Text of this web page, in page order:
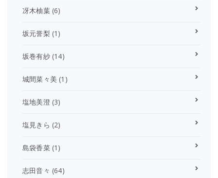
冴木柚葉(6)
坂元誉梨 (1)
坂巻有紗(14)
城間菜々美 (1)
塩地美澄(3)
塩見きら (2)
島袋香菜(1)
志田音々 (64)